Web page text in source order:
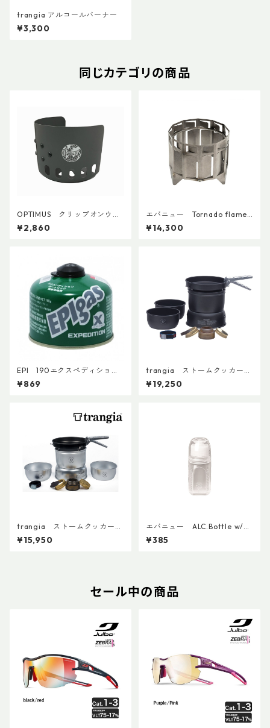
trangia アルコールバーナー
¥3,300
同じカテゴリの商品
OPTIMUS クリップオンウィ
ンドシールド
¥2,860
エバニュー Tornado flamer
ECA075
¥14,300
EPI 190エクスペディション
カートリッジ
¥869
trangia ストームクッカー
S・ブラックバージョン
¥19,250
trangia ストームクッカー
S・ウルトラライト
¥15,950
エバニュー ALC.Bottle w/C
up 30ml EBY650
¥385
セール中の商品